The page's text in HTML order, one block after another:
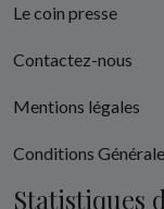
Le coin presse
Contactez-nous
Mentions légales
Conditions
Statistiques